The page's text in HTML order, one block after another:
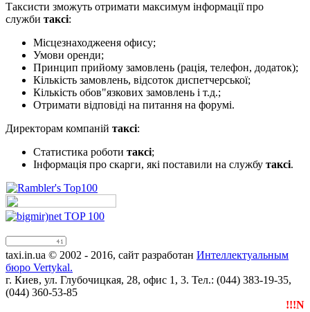
Таксисти зможуть отримати максимум інформації про
служби таксі:
Місцезнаходжееня офису;
Умови оренди;
Принцип прийому замовлень (рація, телефон, додаток);
Кількість замовлень, відсоток диспетчерської;
Кількість обов"язкових замовлень і т.д.;
Отримати відповіді на питання на форумі.
Директорам компаній таксі:
Статистика роботи таксі;
Інформація про скарги, які поставили на службу таксі.
taxi.in.ua © 2002 - 2016, сайт разработан Интеллектуальным
бюро Vertykal.
г. Киев, ул. Глубочицкая, 28, офис 1, 3. Тел.: (044) 383-19-35,
(044) 360-53-85
!!!NEW